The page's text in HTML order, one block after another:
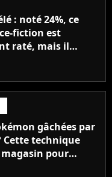
: noté 24%, ce
fiction est
raté, mais il
pire à
gâchées par
Cette technique
pour